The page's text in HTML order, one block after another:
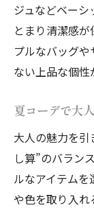
40代
デ
メン
この夏チ
大人
集
個性
術
ジュなどベー
とまり清潔感
プルなバッグ
ない上品な個性
夏コーデで大
大人の魅力を
し算”のバラン
ルなアイテム
や色を取り入れ